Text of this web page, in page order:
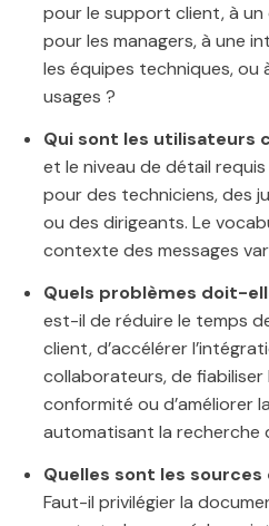
pour le support client, à un
pour les managers, à une
les équipes techniques, ou
usages ?
Qui sont les utilisateurs
et le niveau de détail
pour des techniciens, des
ou des dirigeants. Le
contexte des messages
Quels problèmes doit-
est-il de réduire le temps
client, d’accélérer
collaborateurs, de fiabiliser
conformité ou d’améliorer
automatisant la recherche
Quelles sont les
Faut-il privilégier la